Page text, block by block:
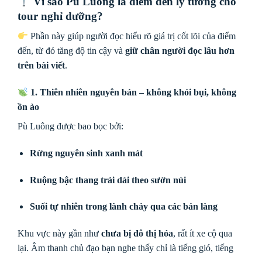
tour nghỉ dưỡng?
Phần này giúp người đọc hiểu rõ giá trị cốt lõi của điểm
đến, từ đó tăng độ tin cậy và giữ chân người đọc lâu hơn
trên bài viết.
1. Thiên nhiên nguyên bản – không khói bụi, không
ồn ào
Pù Luông được bao bọc bởi:
Rừng nguyên sinh xanh mát
Ruộng bậc thang trải dài theo sườn núi
Suối tự nhiên trong lành chảy qua các bản làng
Khu vực này gần như chưa bị đô thị hóa, rất ít xe cộ qua
lại. Âm thanh chủ đạo bạn nghe thấy chỉ là tiếng gió, tiếng